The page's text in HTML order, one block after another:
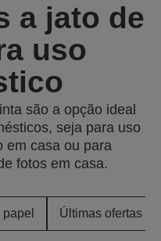
a jato de
uso
são a opção ideal
seja para uso
em casa ou para
fotos em casa.
Últimas ofertas